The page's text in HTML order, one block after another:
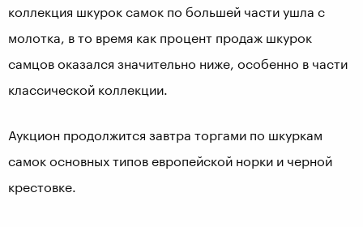
коллекция шкурок самок по большей части ушла с
молотка, в то время как процент продаж шкурок
самцов оказался значительно ниже, особенно в части
классической коллекции.
Аукцион продолжится завтра торгами по шкуркам
самок основных типов европейской норки и черной
крестовке.